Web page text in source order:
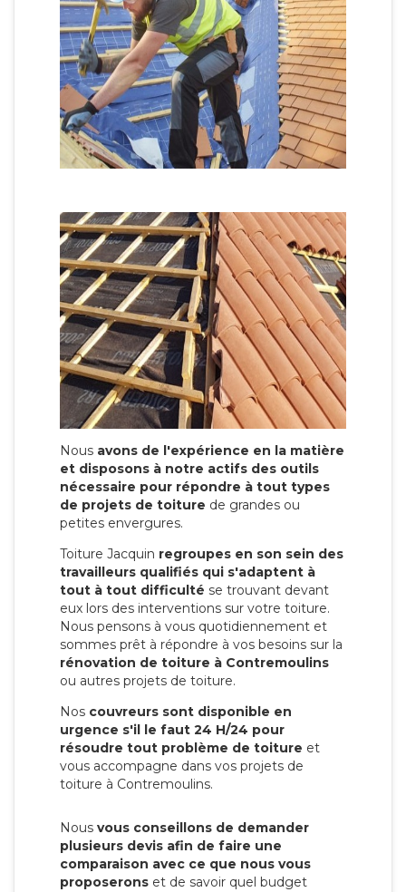
Nous avons de l'expérience en la matière
et disposons à notre actifs des outils
nécessaire pour répondre à tout types
de projets de toiture de grandes ou
petites envergures.
Toiture Jacquin regroupes en son sein des
travailleurs qualifiés qui s'adaptent à
tout à tout difficulté se trouvant devant
eux lors des interventions sur votre toiture.
Nous pensons à vous quotidiennement et
sommes prêt à répondre à vos besoins sur la
rénovation de toiture à Contremoulins
ou autres projets de toiture.
Nos couvreurs sont disponible en
urgence s'il le faut 24 H/24 pour
résoudre tout problème de toiture et
vous accompagne dans vos projets de
toiture à Contremoulins.
Nous vous conseillons de demander
plusieurs devis afin de faire une
comparaison avec ce que nous vous
proposerons et de savoir quel budget